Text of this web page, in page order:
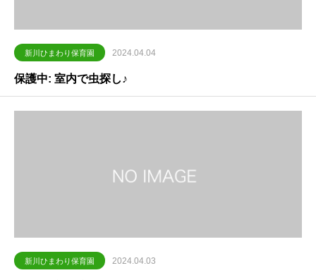
新川ひまわり保育園 2024.04.04
保護中: 室内で虫探し♪
新川ひまわり保育園 2024.04.03